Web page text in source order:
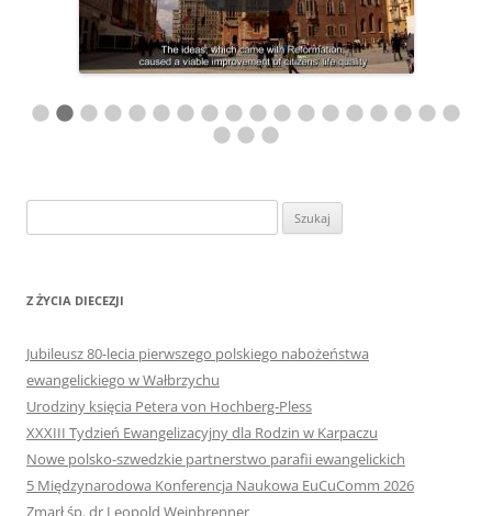
Z ŻYCIA DIECEZJI
Jubileusz 80-lecia pierwszego polskiego nabożeństwa
ewangelickiego w Wałbrzychu
Urodziny księcia Petera von Hochberg-Pless
XXXIII Tydzień Ewangelizacyjny dla Rodzin w Karpaczu
Nowe polsko-szwedzkie partnerstwo parafii ewangelickich
5 Międzynarodowa Konferencja Naukowa EuCuComm 2026
Zmarł śp. dr Leopold Weinbrenner